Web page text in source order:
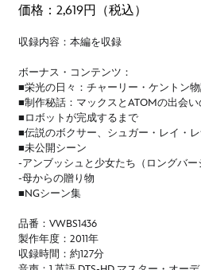
価格：2,619円（税込）
収録内容：本編を収録
ボーナス・コンテンツ：
■栄光の日々：チャーリー・ケントン
■制作秘話：マックスとATOMの出会い
■ロボットが完成するまで
■伝説のボクサー、シュガー・レイ・
■未公開シーン
-アンブッシュと少女たち（ロングバー
-母からの贈り物
■NGシーン集
品番：VWBS1436
製作年度：2011年
収録時間：約127分